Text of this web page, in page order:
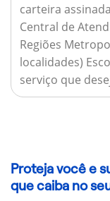
carteira
Central de
Regiões
localidades)
serviço que
Proteja você e
que caiba no